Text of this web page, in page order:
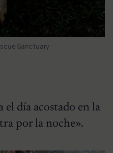
Sanctuary
el día acostado en la
por la noche».